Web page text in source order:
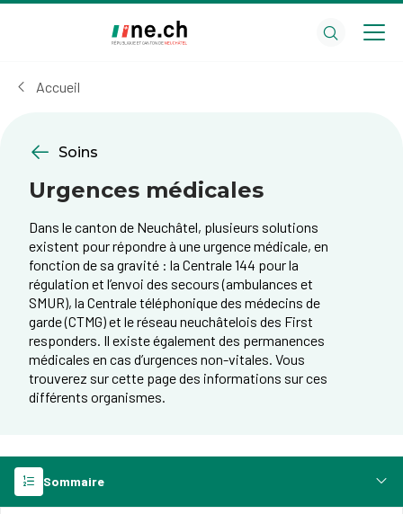
cookies
Accueil
Soins
Urgences médicales
Dans le canton de Neuchâtel, plusieurs solutions
existent pour répondre à une urgence médicale, en
fonction de sa gravité : la Centrale 144 pour la
régulation et l’envoi des secours (ambulances et
SMUR), la Centrale téléphonique des médecins de
garde (CTMG) et le réseau neuchâtelois des First
responders. Il existe également des permanences
médicales en cas d’urgences non-vitales. Vous
trouverez sur cette page des informations sur ces
différents organismes.
Sommaire